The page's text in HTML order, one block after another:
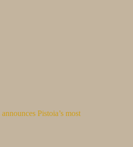
Pistoia’s most